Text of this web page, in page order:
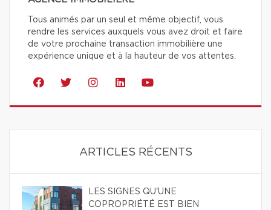
Tous animés par un seul et même objectif, vous
rendre les services auxquels vous avez droit et faire
de votre prochaine transaction immobilière une
expérience unique et à la hauteur de vos attentes.
ARTICLES RÉCENTS
LES SIGNES QU'UNE
COPROPRIÉTÉ EST BIEN